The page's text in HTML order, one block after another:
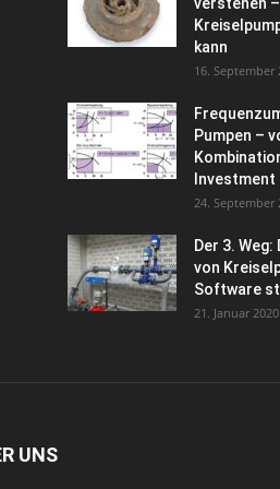
kann
16. September
Pumpen –
Investment
24. September
Der 3. Weg:
von
Software
21. Januar 2020
UNS